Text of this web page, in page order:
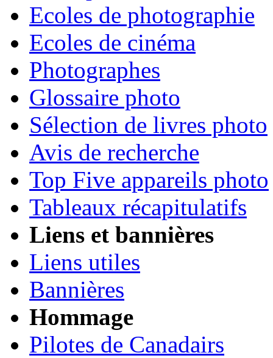
Ecoles de photographie
Ecoles de cinéma
Photographes
Glossaire photo
Sélection de livres photo
Avis de recherche
Top Five appareils photo
Tableaux récapitulatifs
Liens et bannières
Liens utiles
Bannières
Hommage
Pilotes de Canadairs